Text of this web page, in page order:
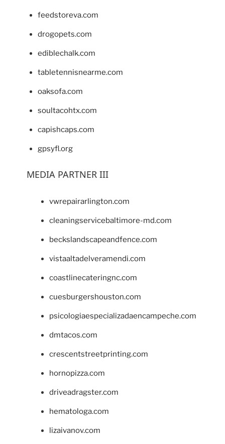
feedstoreva.com
drogopets.com
ediblechalk.com
tabletennisnearme.com
oaksofa.com
soultacohtx.com
capishcaps.com
gpsyfl.org
MEDIA PARTNER III
vwrepairarlington.com
cleaningservicebaltimore-md.com
beckslandscapeandfence.com
vistaaltadelveramendi.com
coastlinecateringnc.com
cuesburgershouston.com
psicologiaespecializadaencampeche.com
dmtacos.com
crescentstreetprinting.com
hornopizza.com
driveadragster.com
hematologa.com
lizaivanov.com